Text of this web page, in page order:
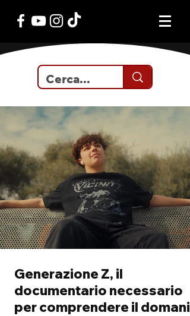
Generazione Z, il
documentario necessario
per comprendere il domani